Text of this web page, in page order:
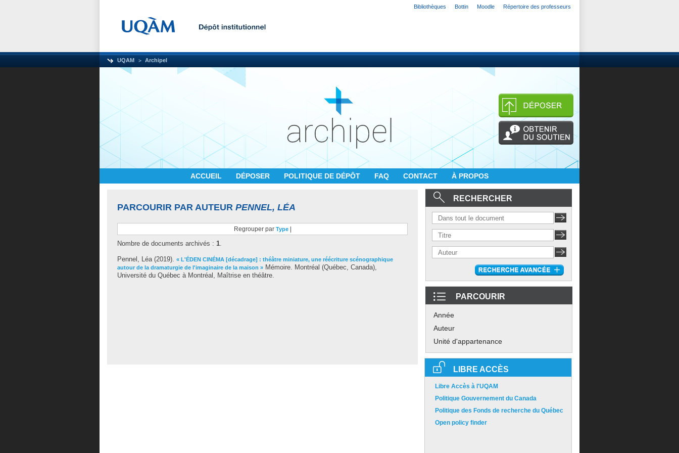
Bibliothèques Bottin Moodle Répertoire des professeurs
UQAM Archipel
ACCUEIL DÉPOSER POLITIQUE DE DÉPÔT FAQ CONTACT À PROPOS
PARCOURIR PAR AUTEUR PENNEL, LÉA
Regrouper par Type
Nombre de documents archivés : 1.
Pennel, Léa(2019). « L'ÉDEN CINÉMA [décadrage] : théâtre miniature, une réécriture scénographique
autour de la dramaturgie de l'imaginaire de la maison » Mémoire. Montréal (Québec, Canada),
Université du Québec à Montréal, Maîtrise en théâtre.
RECHERCHER
PARCOURIR
Année
Auteur
Unité d'appartenance
LIBRE ACCÈS
Libre Accès à l'UQAM
Politique Gouvernement du Canada
Politique des Fonds de recherche du Québec
Open policy finder